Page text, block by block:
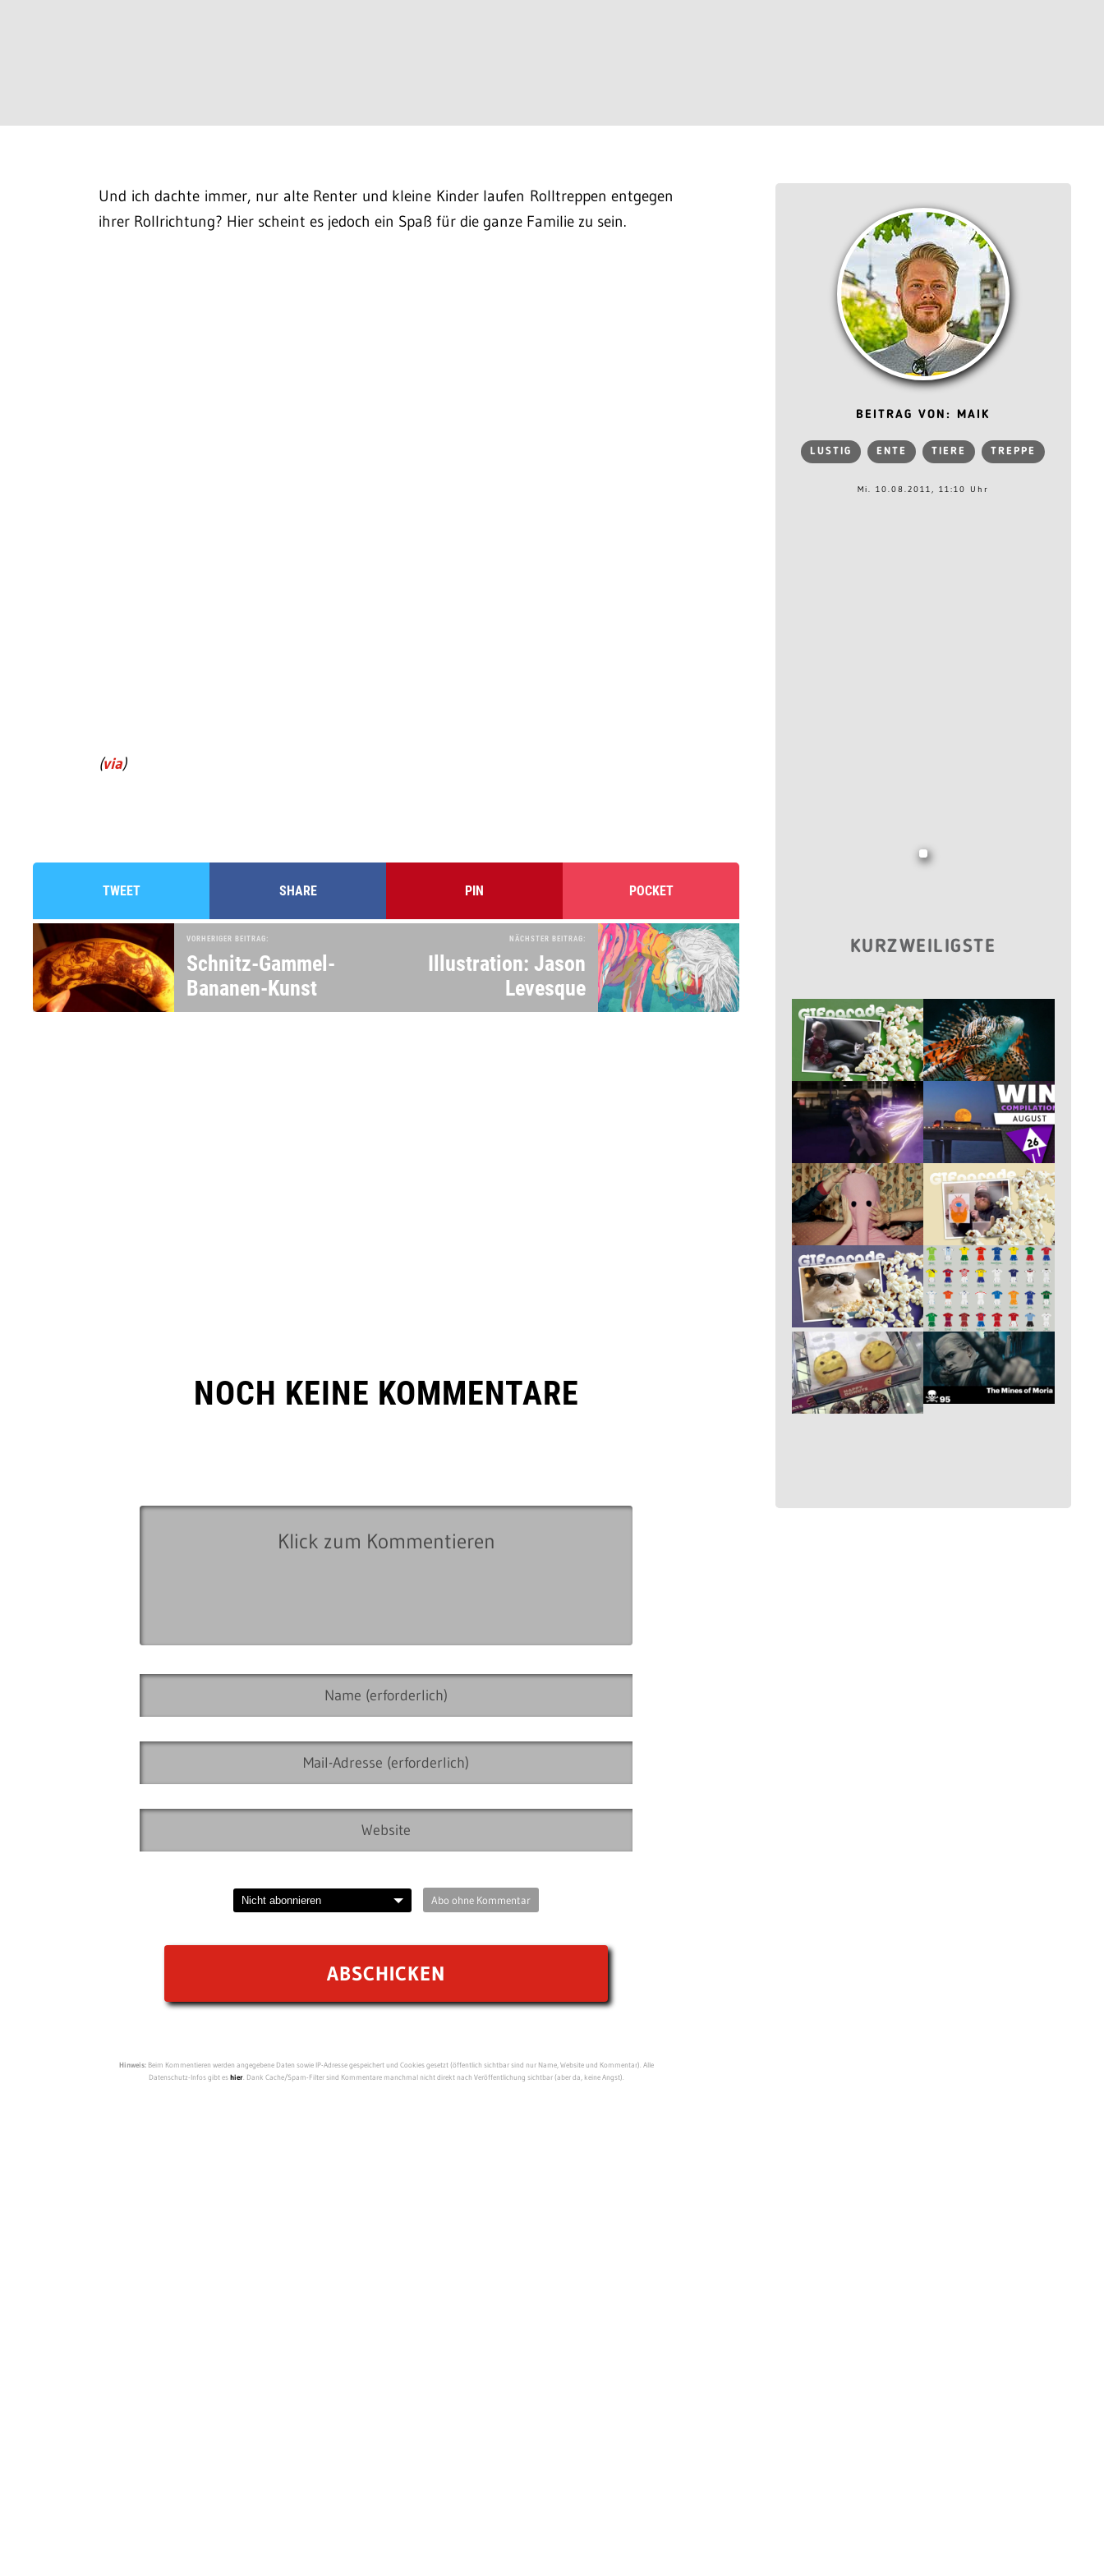
Und ich dachte immer, nur alte Renter und kleine Kinder laufen Rolltreppen entgegen
ihrer Rollrichtung? Hier scheint es jedoch ein Spaß für die ganze Familie zu sein.
(via)
TWEET SHARE PIN POCKET
VORHERIGER BEITRAG:
Schnitz-Gammel-
Bananen-Kunst
NÄCHSTER BEITRAG:
Illustration: Jason
Levesque
NOCH KEINE KOMMENTARE
Abo ohne Kommentar
Hinweis:Beim Kommentieren werden angegebene Daten sowie IP-Adresse gespeichert und Cookies gesetzt (öffentlich sichtbar sind nur Name, Website und Kommentar). Alle
Datenschutz-Infos gibt eshier. Dank Cache/Spam-Filter sind Kommentare manchmal nicht direkt nach Veröffentlichung sichtbar (aber da, keine Angst).
BEITRAG VON: MAIK
LUSTIG ENTE TIERE TREPPE
Mi. 10.08.2011, 11:10 Uhr
KURZWEILIGSTE